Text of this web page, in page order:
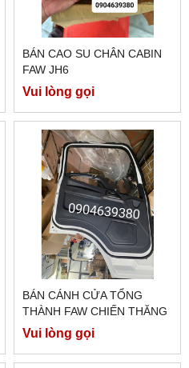
BÁN CAO SU CHÂN CABIN
FAW JH6
Vui lòng gọi
BÁN CÁNH CỬA TỔNG
THÀNH FAW CHIẾN THĂNG
7 TẤN 7
Vui lòng gọi